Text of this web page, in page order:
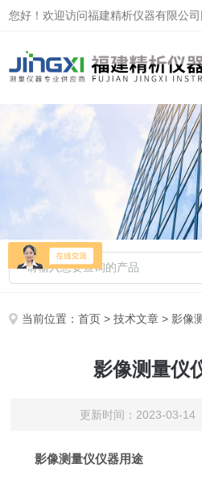
您好！欢迎访问福建精析仪器有限公司
当前位置：首页 >技术文章 > 影像
影像测量仪
更新时间：2023-03-
影像测量仪仪器用途